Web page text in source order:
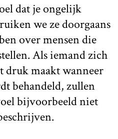
dat je ongelijk
we ze doorgaans
over mensen die
Als iemand zich
druk maakt wanneer
behandeld, zullen
bijvoorbeeld niet